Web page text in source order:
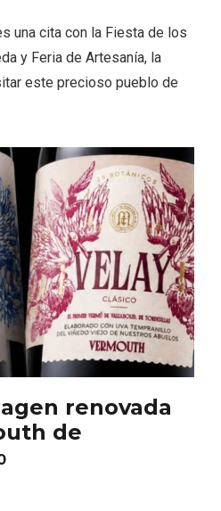
una cita con la Fiesta de los
y Feria de Artesanía, la
este precioso pueblo de
renovada
de
renovada para el
oculto de la Sierra